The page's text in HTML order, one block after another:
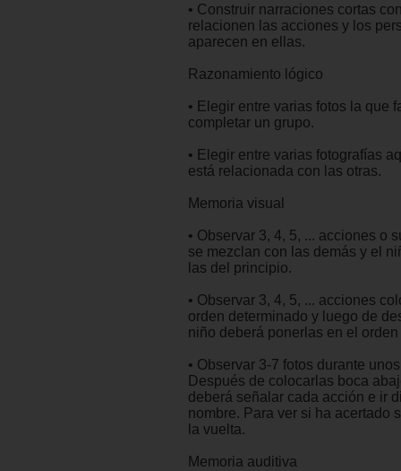
• Construir narraciones cortas
relacionen las acciones y los
aparecen en ellas.
Razonamiento lógico
• Elegir entre varias fotos la que
completar un grupo.
• Elegir entre varias fotografías
está relacionada con las otras.
Memoria visual
• Observar 3, 4, 5, ... acciones o
se mezclan con las demás y el
las del principio.
• Observar 3, 4, 5, ... acciones
orden determinado y luego de
niño deberá ponerlas en el
• Observar 3-7 fotos durante
Después de colocarlas boca
deberá señalar cada acción e ir
nombre. Para ver si ha acertado
la vuelta.
Memoria auditiva